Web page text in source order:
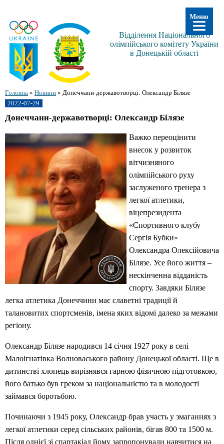
Відділення Національного
олімпійського комітету України
в Донецькій області
Головна » Новини » Донеччани-державотворці: Олександр Білязе
2022-07-29
Донеччани-державотворці: Олександр Білязе
Важко переоцінити
внесок у розвиток
вітчизняного
олімпійського руху
заслуженого тренера з
легкої атлетики,
віцепрезидента
«Спортивного клубу
Сергія Бубки»
Олександра Олексійовича
Білязе. Усе його життя –
нескінченна відданість
спорту. Завдяки Білязе
легка атлетика Донеччини має славетні традиції й
талановитих спортсменів, імена яких відомі далеко за межами
регіону.
Олександр Білязе народився 14 січня 1927 року в селі
Малоігнатівка Волноваського району Донецької області. Ще в
дитинстві хлопець вирізнявся гарною фізичною підготовкою,
його батько був греком за національністю та в молодості
займався боротьбою.
Починаючи з 1945 року, Олександр брав участь у змаганнях з
легкої атлетики серед сільських районів, бігав 800 та 1500 м.
Після однієї зі спартакіад йому запропонували навчитися на
Меню